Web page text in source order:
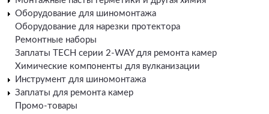
Оборудование для шиномонтажа
Оборудование для нарезки протектора
Ремонтные наборы
Заплаты TECH серии 2-WAY для ремонта камер
Химические компоненты для вулканизации
Инструмент для шиномонтажа
Заплаты для ремонта камер
Промо-товары